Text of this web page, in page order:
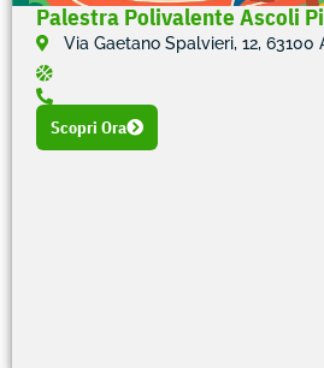
Palestra Polivalente Ascoli
Via Gaetano Spalvieri, 12, 63100
Scopri Ora